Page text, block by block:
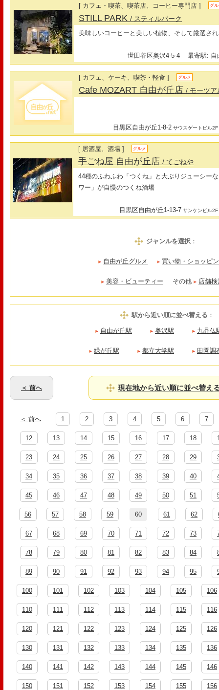
[ カフェ・喫茶、喫茶店、コーヒー専門店 ] グ
STILL PARK/ スティルパーク
美味しいコーヒーと美しい植物、そして厳選さ
世田谷区奥沢4-5-4 最寄駅: 自
[ カフェ、ケーキ、喫茶・軽食 ] グルメ
Cafe MOZART 自由が丘店/ モーツア
目黒区自由が丘1-8-2 サウスゲートビル2F
[ 居酒屋、酒場 ] グルメ
手ごね屋 自由が丘店/ てごねや
44種のふわふわ「つくね」と大ぶりジューシー
ワー」が自慢のつくね酒場
目黒区自由が丘1-13-7 サンケンビル2F
ジャンルを選択：
自由が丘グルメ 買い物・ショッピ
美容・ビューティー その他 店舗
駅から近い順に並べ替える ：
自由が丘駅 奥沢駅 九品仏
緑が丘駅 都立大学駅 田園調
＜ 前へ 現在地から近い順に並べ替え
＜ 前へ 1 2 3 4 5 6 7
12 13 14 15 16 17 18
23 24 25 26 27 28 29
34 35 36 37 38 39 40
45 46 47 48 49 50 51
56 57 58 59 60 61 62
67 68 69 70 71 72 73
78 79 80 81 82 83 84
89 90 91 92 93 94 95
100 101 102 103 104 105 106
110 111 112 113 114 115 116
120 121 122 123 124 125 126
130 131 132 133 134 135 136
140 141 142 143 144 145 146
150 151 152 153 154 155 156